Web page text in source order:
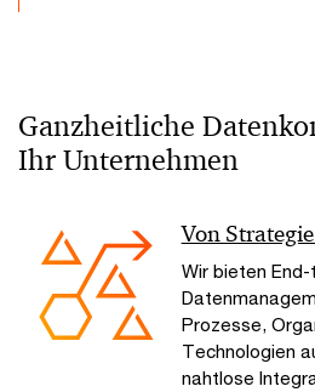
Ganzheitliche
Ihr Unternehmen
Von
Wir bieten
Prozesse,
Technologien
nahtlose